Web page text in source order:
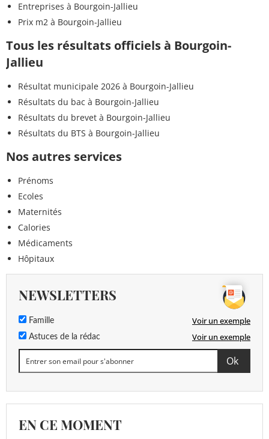
Entreprises à Bourgoin-Jallieu
Prix m2 à Bourgoin-Jallieu
Tous les résultats officiels à Bourgoin-
Jallieu
Résultat municipale 2026 à Bourgoin-Jallieu
Résultats du bac à Bourgoin-Jallieu
Résultats du brevet à Bourgoin-Jallieu
Résultats du BTS à Bourgoin-Jallieu
Nos autres services
Prénoms
Ecoles
Maternités
Calories
Médicaments
Hôpitaux
NEWSLETTERS
Famille Voir un exemple
Astuces de la rédac Voir un exemple
EN CE MOMENT